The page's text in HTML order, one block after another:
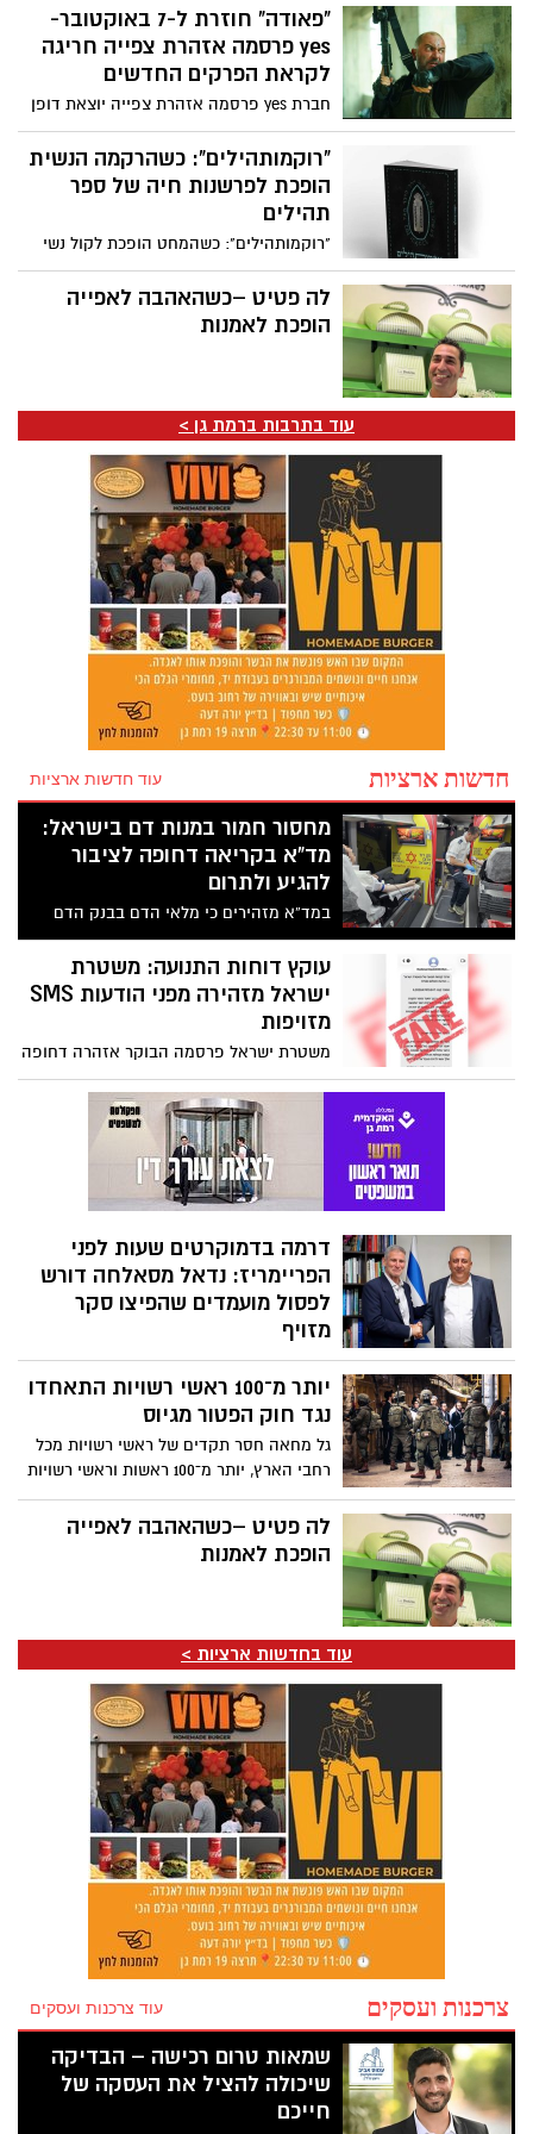
הלהיטים הגדולים של שלומי שבת, וקאסט
צעיר ומלא אנרגיה
"פאודה" חוזרת ל-7 באוקטובר-
yes פרסמה אזהרת צפייה חריגה
לקראת הפרקים החדשים
חברת yes פרסמה אזהרת צפייה יוצאת דופן
לקראת שידור הפרקים השביעי והשמיני של
העונה החמישית של סדרת הלהיט "פאודה",
באוקטובר ועלולים להיות קשים לצפייה עבור
"רוקמותהילים": כשהרקמה הנשית
הופכת לפרשנות חיה של ספר
תהילים
"רוקמותהילים": כשהמחט הופכת לקול נשי
של תפילה, יצירה ותיקון 154 נשים, ספר
תהילים אחד ויצירה משותפת שמחברת בין
אמונה, אומנות ופמיניזם יהודי
לה פטיט –כשהאהבה לאפייה
הופכת לאמנות
עוד בתרבות ברמת גן >
חדשות ארציות עוד חדשות ארציות
מחסור חמור במנות דם בישראל:
מד”א בקריאה דחופה לציבור
להגיע ולתרום
במד”א מזהירים כי מלאי הדם בבנק הדם
הלאומי נמצא ברמה נמוכה ומדאיגה, בעוד
הצורך במנות דם עבור חולי סרטן, יולדות,
פצועי תאונות דרכים, פצועי צה”ל ומטופלים
נוספים נמשך ללא הפסקה
עוקץ דוחות התנועה: משטרת
ישראל מזהירה מפני הודעות SMS
מזויפות
משטרת ישראל פרסמה הבוקר אזהרה דחופה
לנהגים ולכלל הציבור, בעקבות גל הודעות
טקסט (SMS) כוזבות המתחזות לדרישת
תשלום ממרכז קנסות התנועה. המטרה: גניבת
פרטי אשראי ומידע אישי.
דרמה בדמוקרטים שעות לפני
הפריימריז: נדאל מסאלחה דורש
לפסול מועמדים שהפיצו סקר
מזויף
פנייה דחופה שוגרה ליו"ר המפלגה יאיר גולן
בדרישה להדיח לאלתר את אמיר חניפס
ועאיד בדיר בטענה ל"ניסיון לגניבת בחירות".
בעקבות איום משפטי, אתר "פאנט" וכלי
תקשורת נוספים כבר החלו להסיר את
יותר מ־100 ראשי רשויות התאחדו
נגד חוק הפטור מגיוס
גל מחאה חסר תקדים של ראשי רשויות מכל
רחבי הארץ, יותר מ־100 ראשות וראשי רשויות
חתמו על גילוי דעת משותף הקורא לעצור את
החקיקה שתאפשר, לדבריהם, השתמטות
משירות צבאי ותפגע בעקרון השוויון בנטל.
לה פטיט –כשהאהבה לאפייה
הופכת לאמנות
עוד בחדשות ארציות >
צרכנות ועסקים עוד צרכנות ועסקים
שמאות טרום רכישה – הבדיקה
שיכולה להציל את העסקה של
חייכם